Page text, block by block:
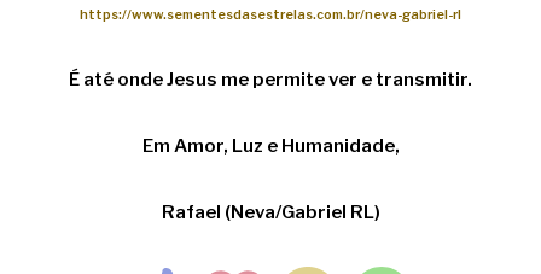
https://www.sementesdasestrelas.com.br/neva-gabriel-rl
É até onde Jesus me permite ver e transmitir.
​Em Amor, Luz e Humanidade,
Rafael (Neva/Gabriel RL)